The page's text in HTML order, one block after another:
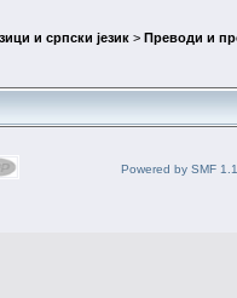
и српски језик > Преводи и
Powered by SMF